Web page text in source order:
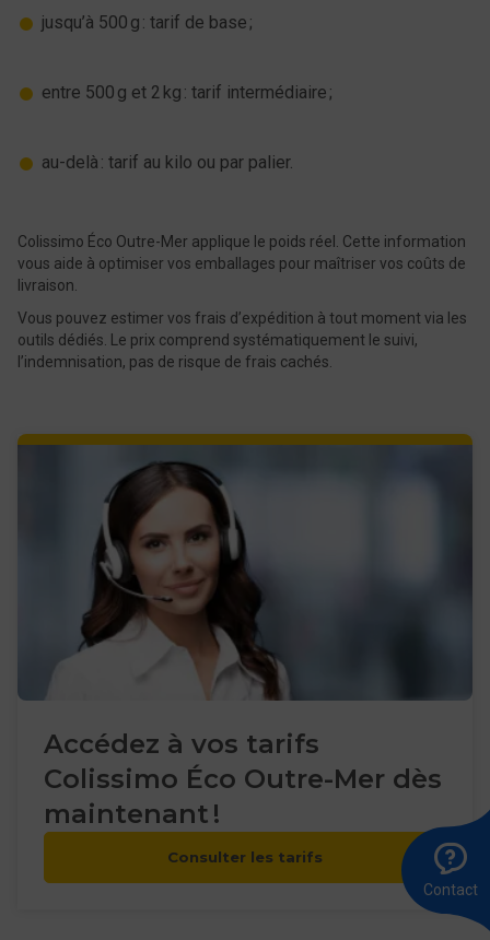
Contact
jusqu’à 500 g : ​​​​​​tarif de base ;
entre 500 g et 2 kg : tarif intermédiaire ;
au-delà : tarif au kilo ou par palier.
Colissimo Éco Outre-Mer applique le poids réel. ​Cette information
vous aide à optimiser vos emballages pour maîtriser vos coûts de
livraison.
Vous pouvez estimer vos frais d’expédition à tout moment via les​​​​​​
outils dédiés. Le prix comprend systématiquement le suivi,
l’indemnisation, pas de risque de frais cachés.
Accédez à vos tarifs
Colissimo Éco Outre-Mer dès
maintenant !
Consulter les tarifs